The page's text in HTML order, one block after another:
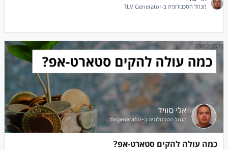
מנהל הטכנולוגיה ב-TLV Generator
כמה עולה להקים סטארט-אפ?
23/12/2020